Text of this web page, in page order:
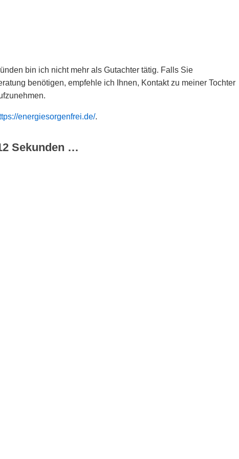
bin ich nicht mehr als Gutachter tätig. Falls Sie
benötigen, empfehle ich Ihnen, Kontakt zu meiner Tochter
energiesorgenfrei.de/.
Sekunden …